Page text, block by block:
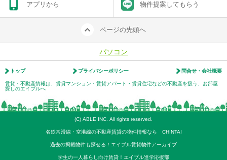
アプリから 物件提案してもらう
ページの先頭へ
パソコン
トップ プライバシーポリシー 問合せ・会社概要
賃貸・不動産情報は、賃貸マンション・賃貸アパート・賃貸住宅などの不動産を扱う、お部屋
探しのエイブルへ
(C) ABLE INC. All rights reserved.
名鉄常滑線・空港線の不動産賃貸の物件情報なら CHINTAI
過去の掲載物件も探せる！エイブル賃貸物件アーカイブ
学生の一人暮らし向け賃貸！エイブル進学応援部